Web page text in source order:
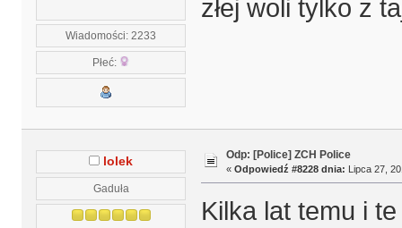
Wiadomości: 2233
Płeć:
złej woli tylko z
lolek
Gaduła
Odp: [Police] ZCH Police
« Odpowiedź #8228 dnia: Lipca 27,
Kilka lat temu i